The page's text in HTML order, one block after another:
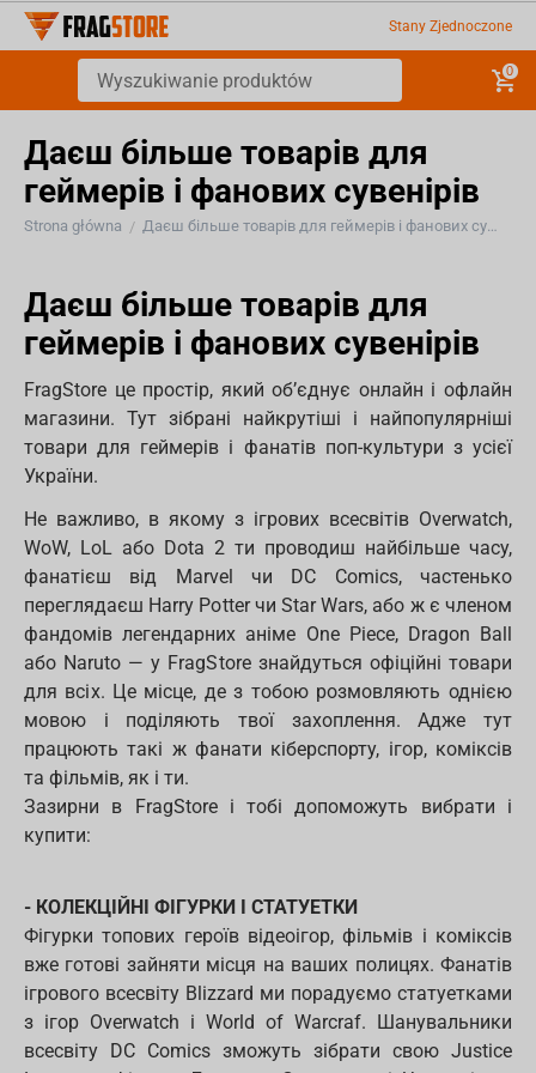
Stany Zjednoczone
0
Даєш більше товарів для
геймерів і фанових сувенірів
Strona główna / Даєш більше товарів для геймерів і фанових сувенірів
Даєш більше товарів для
геймерів і фанових сувенірів
FragStore це простір, який об’єднує онлайн і офлайн
магазини. Тут зібрані найкрутіші і найпопулярніші
товари для геймерів і фанатів поп-культури з усієї
України.
Не важливо, в якому з ігрових всесвітів Overwatch,
WoW, LoL або Dota 2 ти проводиш найбільше часу,
фанатієш від Marvel чи DC Comics, частенько
переглядаєш Harry Potter чи Star Wars, або ж є членом
фандомів легендарних аніме One Piece, Dragon Ball
або Naruto — у FragStore знайдуться офіційні товари
для всіх. Це місце, де з тобою розмовляють однією
мовою і поділяють твої захоплення. Адже тут
працюють такі ж фанати кіберспорту, ігор, коміксів
та фільмів, як і ти.
Зазирни в FragStore і тобі допоможуть вибрати і
купити:
- КОЛЕКЦІЙНІ ФІГУРКИ І СТАТУЕТКИ
Фігурки топових героїв відеоігор, фільмів і коміксів
вже готові зайняти місця на ваших полицях. Фанатів
ігрового всесвіту Blizzard ми порадуємо статуетками
з ігор Overwatch і World of Warcraf. Шанувальники
всесвіту DC Comics зможуть зібрати свою Justice